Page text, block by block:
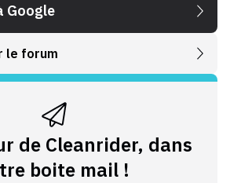
Google
le forum
de Cleanrider, dans
boite mail !